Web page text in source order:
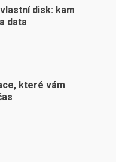
disk: kam
data
které vám